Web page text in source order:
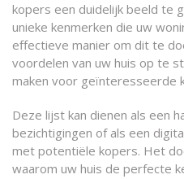
kopers een duidelijk beeld te
unieke kenmerken die uw
effectieve manier om dit te
voordelen van uw huis op te
maken voor geïnteresseerde
Deze lijst kan dienen als een
bezichtigingen of als een
met potentiële kopers. Het
waarom uw huis de perfecte